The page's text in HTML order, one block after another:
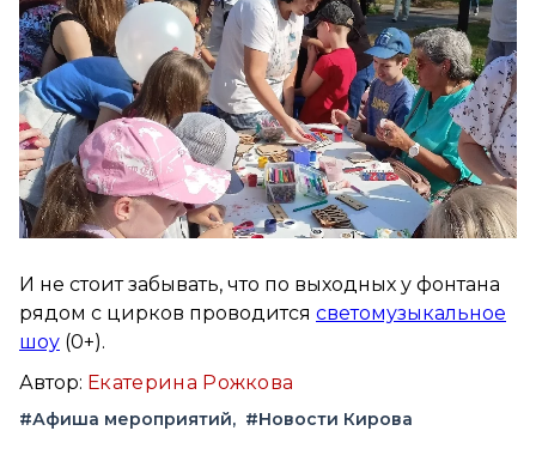
И не стоит забывать, что по выходных у фонтана
рядом с цирков проводится светомузыкальное
шоу (0+).
Автор: Екатерина Рожкова
#Афиша мероприятий #Новости Кирова